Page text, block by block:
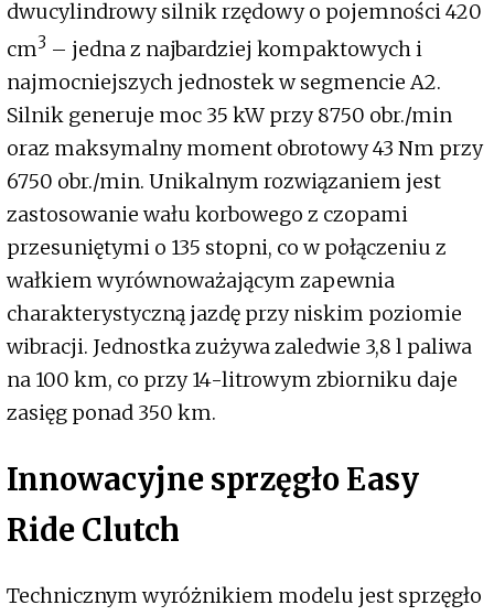
dwucylindrowy silnik rzędowy o pojemności 420
cm3 – jedna z najbardziej kompaktowych i
najmocniejszych jednostek w segmencie A2.
Silnik generuje moc 35 kW przy 8750 obr./min
oraz maksymalny moment obrotowy 43 Nm przy
6750 obr./min. Unikalnym rozwiązaniem jest
zastosowanie wału korbowego z czopami
przesuniętymi o 135 stopni, co w połączeniu z
wałkiem wyrównoważającym zapewnia
charakterystyczną jazdę przy niskim poziomie
wibracji. Jednostka zużywa zaledwie 3,8 l paliwa
na 100 km, co przy 14-litrowym zbiorniku daje
zasięg ponad 350 km.
Innowacyjne sprzęgło Easy
Ride Clutch
Technicznym wyróżnikiem modelu jest sprzęgło